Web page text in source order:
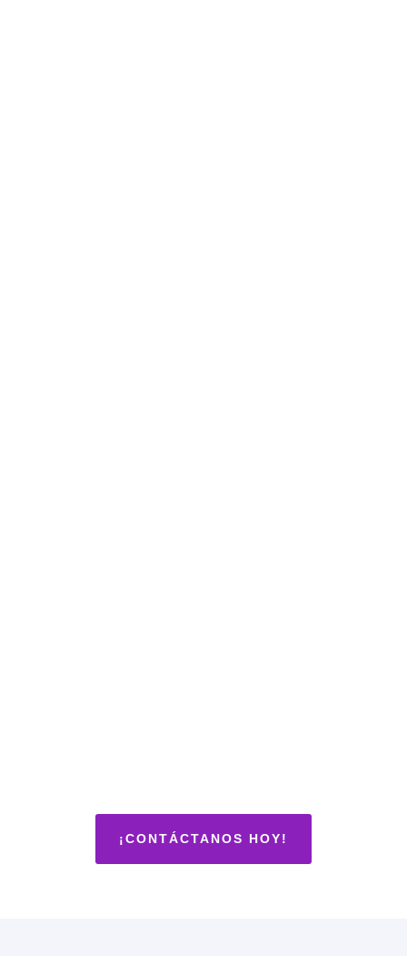
¡CONTÁCTANOS HOY!